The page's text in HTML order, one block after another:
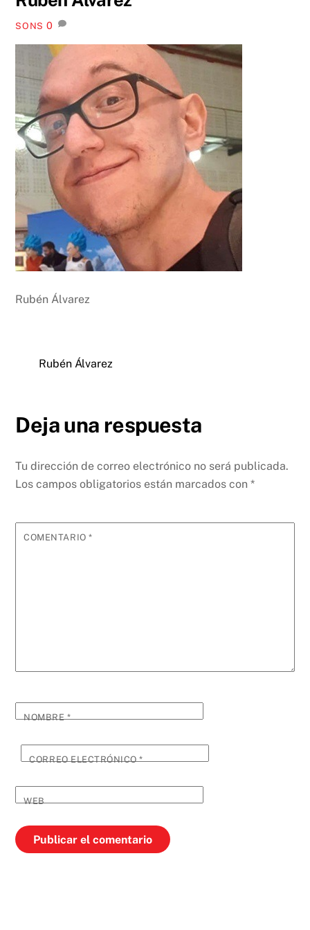
SONS 0
Rubén Álvarez
Rubén Álvarez
Deja una respuesta
Tu dirección de correo electrónico no será publicada.
Los campos obligatorios están marcados con*
COMENTARIO*
NOMBRE*
CORREO ELECTRÓNICO*
WEB